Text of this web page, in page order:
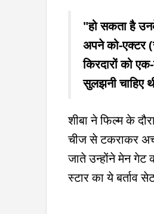
"हो सकता है
अपने को-एक्टर
किरदारों को
सुलझनी चाहिए
शीबा ने फिल्म के
चीज से टकराकर
जाते उन्होंने मेन गेट
स्टार का ये बर्ताव